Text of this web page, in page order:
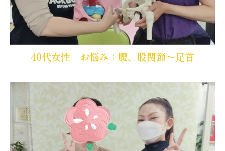
40代女性 お悩み：腰、股関節～足首